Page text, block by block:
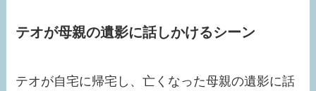
テオが母親の遺影に話しかけるシーン
テオが自宅に帰宅し、亡くなった母親の遺影に話